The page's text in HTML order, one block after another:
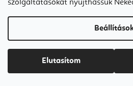
szolgáltatásokat nyújthassuk
Elutasítom
Align Pilates A8-Pro Pilates